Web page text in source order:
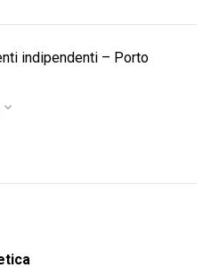
indipendenti – Porto